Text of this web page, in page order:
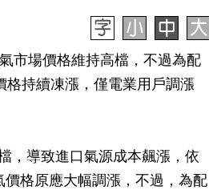
市場價格維持高檔，不過為配
持續凍漲，僅電業用戶調漲
，導致進口氣源成本飆漲，依
格原應大幅調漲，不過，為配